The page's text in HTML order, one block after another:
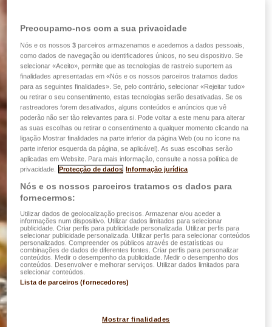
Preocupamo-nos com a sua privacidade
Nós e os nossos3 parceiros armazenamos e acedemos a dados pessoais,
como dados de navegação ou identificadores únicos, no seu dispositivo. Se
selecionar «Aceito», permite que as tecnologias de rastreio suportem as
finalidades apresentadas em «Nós e os nossos parceiros tratamos dados
para as seguintes finalidades». Se, pelo contrário, selecionar «Rejeitar tudo»
ou retirar o seu consentimento, estas tecnologias serão desativadas. Se os
rastreadores forem desativados, alguns conteúdos e anúncios que vê
poderão não ser tão relevantes para si. Pode voltar a este menu para alterar
as suas escolhas ou retirar o consentimento a qualquer momento clicando na
ligação Mostrar finalidades na parte inferior da página Web (ou no ícone na
parte inferior esquerda da página, se aplicável). As suas escolhas serão
aplicadas em Website. Para mais informação, consulte a nossa política de
privacidade.
Protecção de dados Informação jurídica
Nós e os nossos parceiros tratamos os dados para
fornecermos:
Utilizar dados de geolocalização precisos. Armazenar e/ou aceder a
informações num dispositivo. Utilizar dados limitados para selecionar
publicidade. Criar perfis para publicidade personalizada. Utilizar perfis para
selecionar publicidade personalizada. Utilizar perfis para selecionar conteúdos
personalizados. Compreender os públicos através de estatísticas ou
combinações de dados de diferentes fontes. Criar perfis para personalizar
conteúdos. Medir o desempenho da publicidade. Medir o desempenho dos
conteúdos. Desenvolver e melhorar serviços. Utilizar dados limitados para
selecionar conteúdos.
Lista de parceiros (fornecedores)
Mostrar finalidades